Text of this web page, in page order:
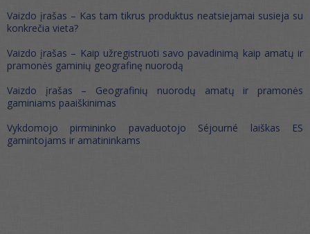
Vaizdo įrašas – Kas tam tikrus produktus neatsiejamai susieja su
konkrečia vieta?
Vaizdo įrašas – Kaip užregistruoti savo pavadinimą kaip amatų ir
pramonės gaminių geografinę nuorodą
Vaizdo įrašas – Geografinių nuorodų amatų ir pramonės
gaminiams paaiškinimas
Vykdomojo pirmininko pavaduotojo Séjourné laiškas ES
gamintojams ir amatininkams